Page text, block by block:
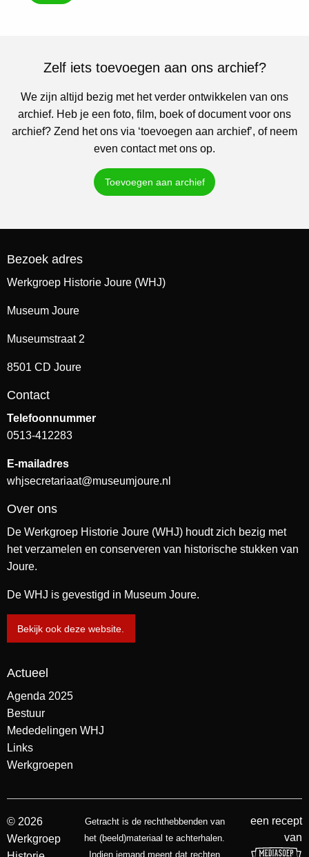
Zelf iets toevoegen aan ons archief?
We zijn altijd bezig met het verder ontwikkelen van ons
archief. Heb je een foto, film, boek of document voor ons
archief? Zend het ons via ‘toevoegen aan archief’, of neem
even contact met ons op.
Toevoegen aan archief
Bezoek adres
Werkgroep Historie Joure (WHJ)
Museum Joure
Museumstraat 2
8501 CD Joure
Contact
Telefoonnummer
0513-412283
E-mailadres
whjsecretariaat@museumjoure.nl
Over ons
De Werkgroep Historie Joure (WHJ) houdt zich bezig met
het verzamelen en conserveren van historische stukken van
Joure.
De WHJ is gevestigd in Museum Joure.
Bekijk ook deze website.
Actueel
Agenda 2025
Bestuur
Mededelingen WHJ
Links
Werkgroepen
© 2026
Werkgroep
Getracht is de rechthebbenden van
het (beeld)materiaal te achterhalen.
Indien iemand meent dat rechten
een recept
van